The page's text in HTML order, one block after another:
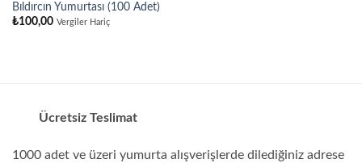
Bıldırcın Yumurtası (100 Adet)
₺100,00 Vergiler Hariç
Ücretsiz Teslimat
1000 adet ve üzeri yumurta alışverişlerde dilediğiniz adrese